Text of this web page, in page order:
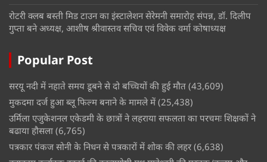
रोटरी क्लब बस्ती मिड टाउन का इंस्टालेशन सेरेमनी समारोह संपन्न, डॉ. दिलीप
गुप्ता बने अध्यक्ष, आशीष श्रीवास्तव सचिव एवं विवेक वर्मा कोषाध्यक्ष
Popular Post
सरयू नदी में नहाते समय डूबने से दो बच्चियों की हुई मौत (43,609)
मुकदमा दर्ज हुआ ब्लू फिल्म बनाने के मामले में (25,438)
उर्मिला एजुकेशनल एकेडमी के छात्रों ने लहराया सफलता का परचमः शिक्षकों ने
बढाया हौसला (6,765)
पत्रकार पंकज सोनी के निधन से पत्रकारों में शोक की लहर (6,638)